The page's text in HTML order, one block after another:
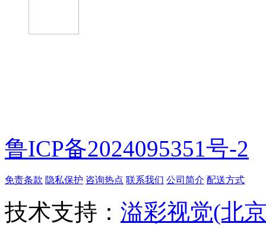
鲁ICP备2024095351号-2
免责条款 隐私保护 咨询热点 联系我们 公司简介 配送方式
技术支持： 溢彩视觉(北